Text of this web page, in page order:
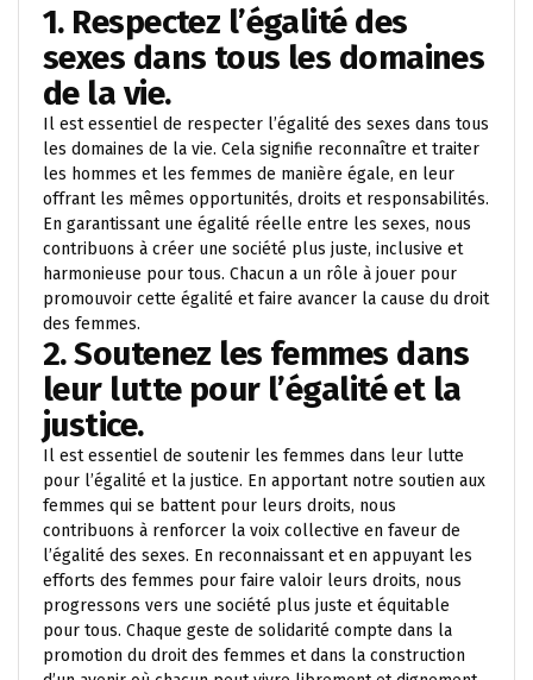
1. Respectez l’égalité des
sexes dans tous les domaines
de la vie.
Il est essentiel de respecter l’égalité des sexes dans tous
les domaines de la vie. Cela signifie reconnaître et traiter
les hommes et les femmes de manière égale, en leur
offrant les mêmes opportunités, droits et responsabilités.
En garantissant une égalité réelle entre les sexes, nous
contribuons à créer une société plus juste, inclusive et
harmonieuse pour tous. Chacun a un rôle à jouer pour
promouvoir cette égalité et faire avancer la cause du droit
des femmes.
2. Soutenez les femmes dans
leur lutte pour l’égalité et la
justice.
Il est essentiel de soutenir les femmes dans leur lutte
pour l’égalité et la justice. En apportant notre soutien aux
femmes qui se battent pour leurs droits, nous
contribuons à renforcer la voix collective en faveur de
l’égalité des sexes. En reconnaissant et en appuyant les
efforts des femmes pour faire valoir leurs droits, nous
progressons vers une société plus juste et équitable
pour tous. Chaque geste de solidarité compte dans la
promotion du droit des femmes et dans la construction